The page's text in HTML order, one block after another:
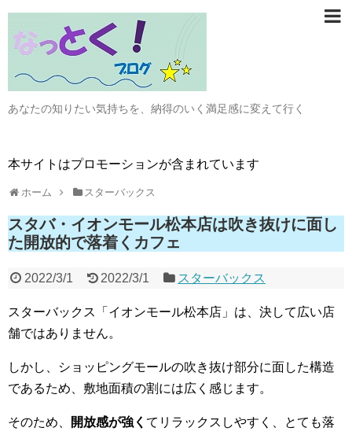
あなたの知りたい気持ちを、納得のいく満足感に変えて行く
本サイトはプロモーションが含まれています
ホーム スターバックス
スタバ・イオンモール松本店は吹き抜けに面し
た開放的で落着くカフェ
2022/3/1 2022/3/1 スターバックス
スターバックス「イオンモール松本店」は、決して広い店
舗ではありません。
しかし、ショッピングモールの吹き抜け部分に面した構造
であるため、敷地面積の割には広く感じます。
そのため、 開放感が強く てリラックスしやすく、とても落